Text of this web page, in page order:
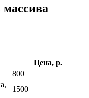
массива
Цена, р.
800
1500